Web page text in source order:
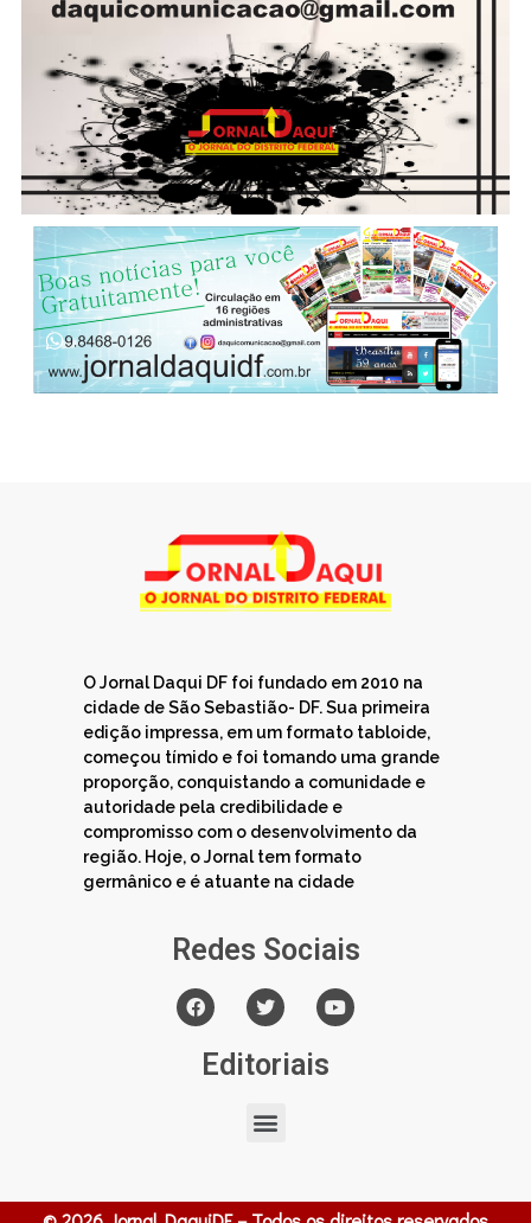
O Jornal Daqui DF foi fundado em 2010 na
cidade de São Sebastião- DF. Sua primeira
edição impressa, em um formato tabloide,
começou tímido e foi tomando uma grande
proporção, conquistando a comunidade e
autoridade pela credibilidade e
compromisso com o desenvolvimento da
região. Hoje, o Jornal tem formato
germânico e é atuante na cidade
Redes Sociais
Editoriais